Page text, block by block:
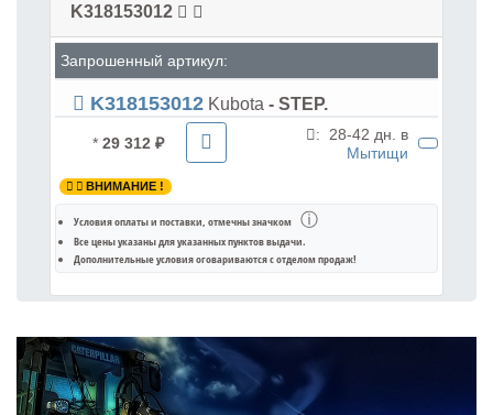
K318153012
Запрошенный артикул:
K318153012 Kubota - STEP.
* 29 312 ₽ : 28-42 дн. в
Мытищи
ВНИМАНИЕ !
Условия оплаты и поставки, отмечны значком ⓘ
Все цены указаны дляуказанных пунктов выдачи.
Дополнительные условия оговариваются с отделом продаж!